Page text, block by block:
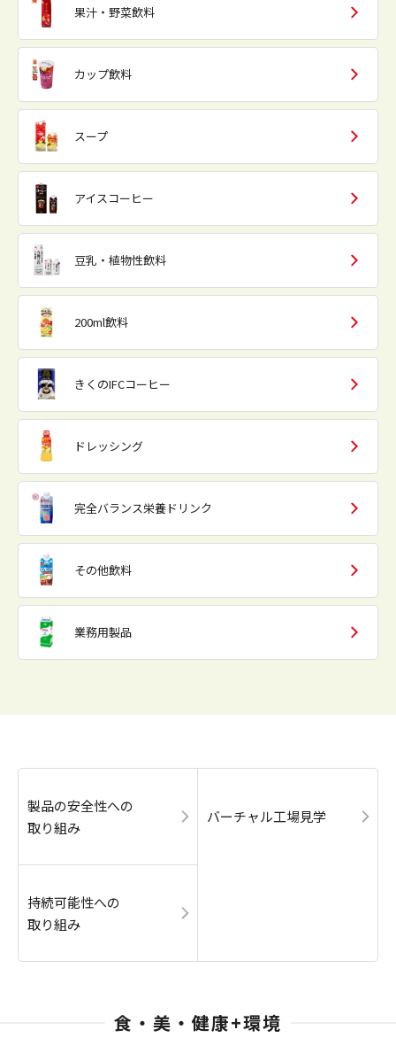
果汁・野菜飲料
カップ飲料
スープ
アイスコーヒー
豆乳・植物性飲料
200ml飲料
きくのIFCコーヒー
ドレッシング
完全バランス栄養ドリンク
その他飲料
業務用製品
製品の安全性への
取り組み
バーチャル工場見学
持続可能性への
取り組み
食・美・健康+環境